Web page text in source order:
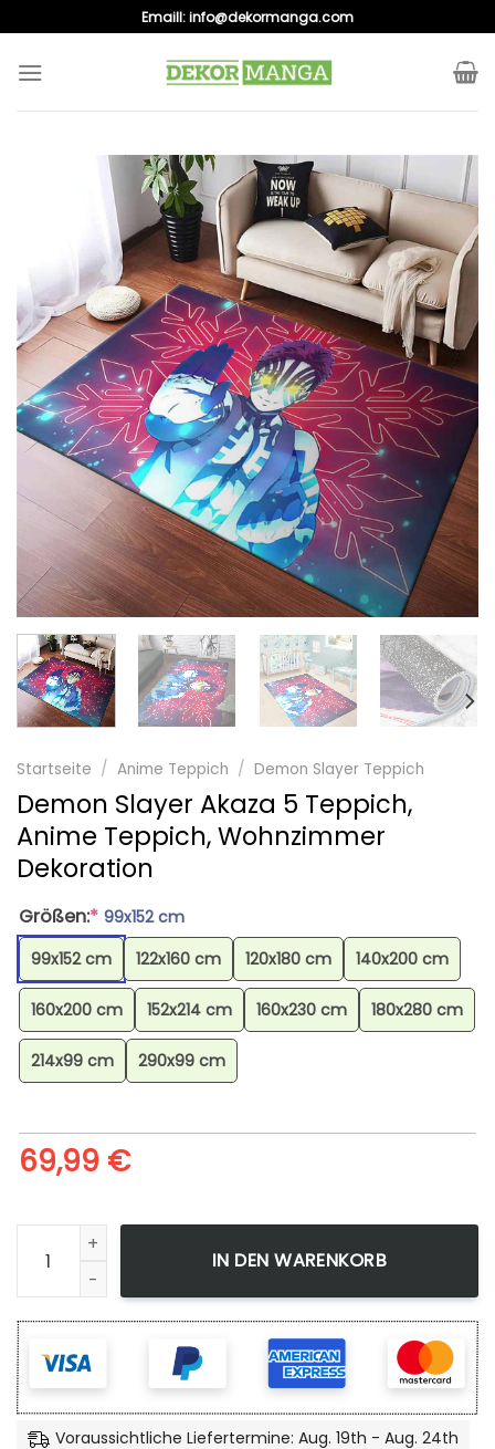
to
content
Emaill:info@dekormanga.com
Startseite / Anime Teppich / Demon Slayer Teppich
Demon Slayer Akaza 5 Teppich,
Anime Teppich, Wohnzimmer
Dekoration
Größen:* 99x152 cm
99x152 cm
122x160 cm 120x180 cm 140x200 cm
160x200 cm 152x214 cm 160x230 cm 180x280 cm
214x99 cm 290x99 cm
69,99 €
Demon Slayer Akaza 5 Teppich, Anime Teppich,
IN DEN WARENKORB
Voraussichtliche Liefertermine: Aug. 19th - Aug. 24th